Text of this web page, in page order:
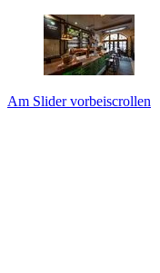
Am Slider vorbeiscrollen